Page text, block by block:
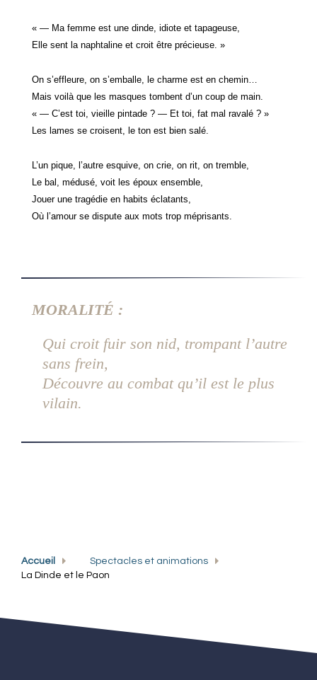
« — Ma femme est une dinde, idiote et tapageuse,
Elle sent la naphtaline et croit être précieuse. »
On s’effleure, on s’emballe, le charme est en chemin…
Mais voilà que les masques tombent d’un coup de main.
« — C’est toi, vieille pintade ? — Et toi, fat mal ravalé ? »
Les lames se croisent, le ton est bien salé.
L’un pique, l’autre esquive, on crie, on rit, on tremble,
Le bal, médusé, voit les époux ensemble,
Jouer une tragédie en habits éclatants,
Où l’amour se dispute aux mots trop méprisants.
MORALITÉ :
Qui croit fuir son nid, trompant l’autre
sans frein,
Découvre au combat qu’il est le plus
vilain.
Accueil
Spectacles et animations
La Dinde et le Paon